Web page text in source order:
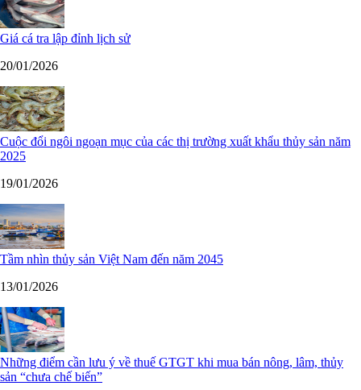
Giá cá tra lập đỉnh lịch sử
20/01/2026
Cuộc đổi ngôi ngoạn mục của các thị trường xuất khẩu thủy sản năm
2025
19/01/2026
Tầm nhìn thủy sản Việt Nam đến năm 2045
13/01/2026
Những điểm cần lưu ý về thuế GTGT khi mua bán nông, lâm, thủy
sản “chưa chế biến”